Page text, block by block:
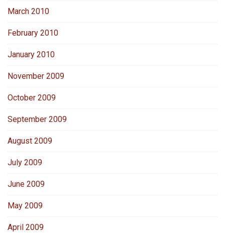
March 2010
February 2010
January 2010
November 2009
October 2009
September 2009
August 2009
July 2009
June 2009
May 2009
April 2009